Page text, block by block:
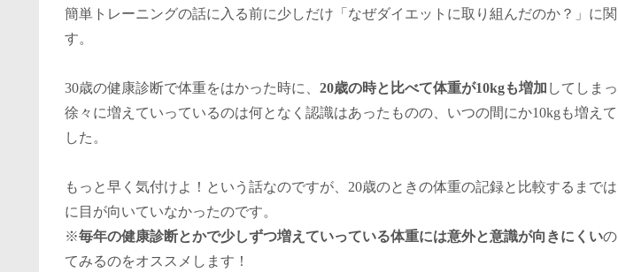
簡単トレーニングの話に入る前に少しだけ「なぜダイエットに取り組んだのか？」に
す。
30歳の健康診断で体重をはかった時に、 20歳の時と比べて体重が10kgも増加 してしま
徐々に増えていっているのは何となく認識はあったものの、いつの間にか10kgも増え
した。
もっと早く気付けよ！という話なのですが、20歳のときの体重の記録と比較するまで
に目が向いていなかったのです。
※毎年の健康診断とかで少しずつ増えていっている体重には意外と意識が向きにくい
てみるのをオススメします！